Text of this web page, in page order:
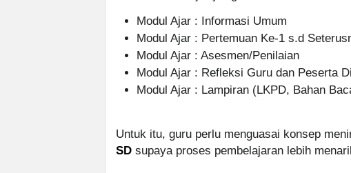
Modul Ajar : Informasi Umum
Modul Ajar : Pertemuan Ke-1 s.d
Modul Ajar : Asesmen/Penilaian
Modul Ajar : Refleksi Guru dan Peserta
Modul Ajar : Lampiran (LKPD, Bahan
Untuk itu, guru perlu menguasai konsep
SD supaya proses pembelajaran lebih